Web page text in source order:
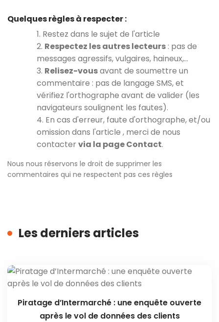
Quelques règles à respecter :
1. Restez dans le sujet de l'article
2. Respectez les autres lecteurs : pas de
messages agressifs, vulgaires, haineux,…
3. Relisez-vousavant de soumettre un
commentaire : pas de langage SMS, et
vérifiez l'orthographe avant de valider (les
navigateurs soulignent les fautes).
4. En cas d'erreur, faute d'orthographe, et/ou
omission dans l'article , merci de nous
contacter via la page Contact.
Nous nous réservons le droit de supprimer les
commentaires qui ne respectent pas ces règles
Les derniers articles
Piratage d’Intermarché : une enquête ouverte
après le vol de données des clients